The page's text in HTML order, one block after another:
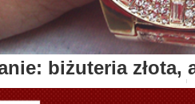
biżuteria złota,
biżuterię